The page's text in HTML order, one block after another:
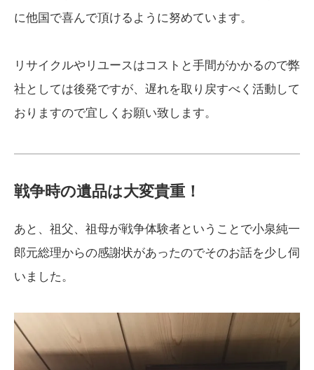
に他国で喜んで頂けるように努めています。
リサイクルやリユースはコストと手間がかかるので弊
社としては後発ですが、遅れを取り戻すべく活動して
おりますので宜しくお願い致します。
戦争時の遺品は大変貴重！
あと、祖父、祖母が戦争体験者ということで小泉純一
郎元総理からの感謝状があったのでそのお話を少し伺
いました。